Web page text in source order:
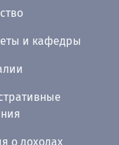
и кафедры
о доходах